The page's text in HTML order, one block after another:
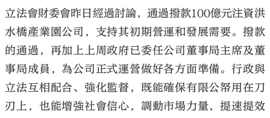
立法會財委會昨日經過討論，通過撥款100億元注資洪
水橋產業園公司，支持其初期營運和發展需要。撥款
的通過，再加上上周政府已委任公司董事局主席及董
事局成員，為公司正式運營做好各方面準備。行政與
立法互相配合、強化監督，既能確保有限公帑用在刀
刃上，也能增強社會信心，調動市場力量，提速提效